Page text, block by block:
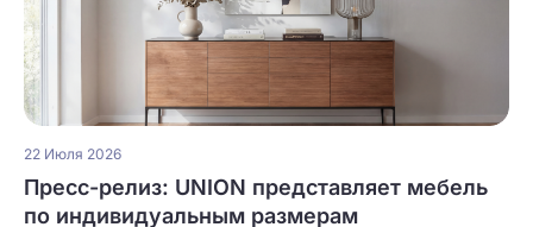
22 Июля 2026
Пресс-релиз: UNION представляет мебель
по индивидуальным размерам